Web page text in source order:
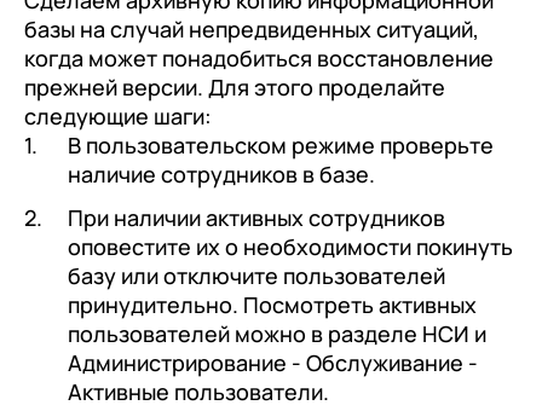
базы на случай непредвиденных ситуаций,
когда может понадобиться восстановление
прежней версии. Для этого проделайте
следующие шаги:
В пользовательском режиме проверьте
наличие сотрудников в базе.
При наличии активных сотрудников
оповестите их о необходимости покинуть
базу или отключите пользователей
принудительно. Посмотреть активных
пользователей можно в разделе НСИ и
Администрирование - Обслуживание -
Активные пользователи.